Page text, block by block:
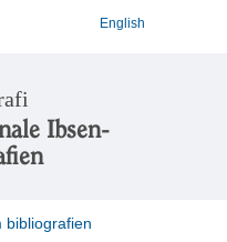
English
Ibsen-
bibliografien